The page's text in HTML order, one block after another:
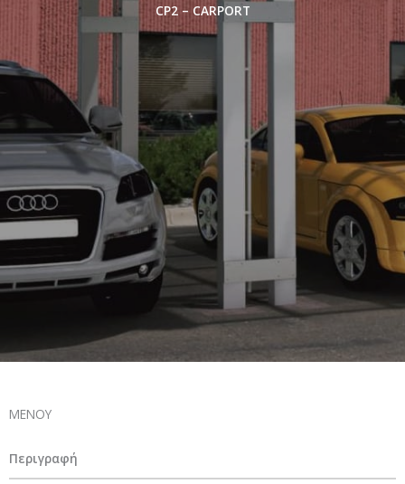
CP2 – CARPORT
ΜΕΝΟΥ
Περιγραφή